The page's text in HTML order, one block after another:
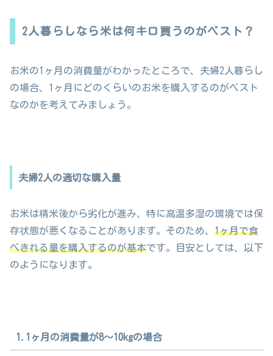
2人暮らしなら米は何キロ買うのがベスト？
お米の1ヶ月の消費量がわかったところで、夫婦2人暮らし
の場合、1ヶ月にどのくらいのお米を購入するのがベスト
なのかを考えてみましょう。
夫婦2人の適切な購入量
お米は精米後から劣化が進み、特に高温多湿の環境では保
存状態が悪くなることがあります。そのため、 1ヶ月で食
べきれる量を購入するのが基本です。目安としては、以下
のようになります。
1.1ヶ月の消費量が8～10kgの場合